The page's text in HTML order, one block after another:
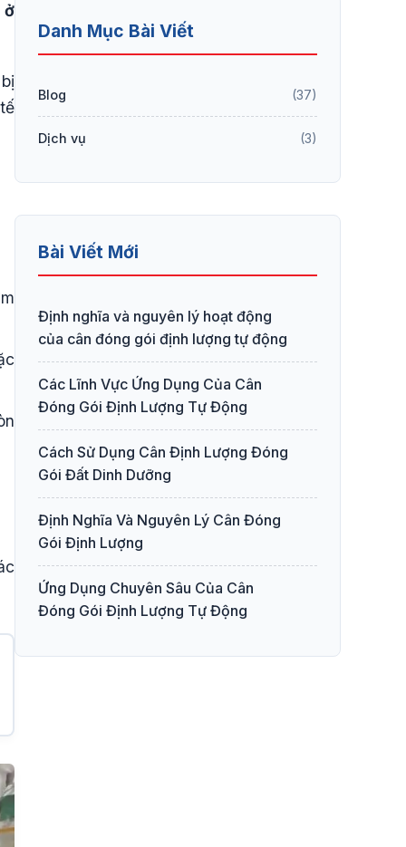
ở
Danh Mục Bài Viết
Blog (37)
Dịch vụ (3)
Bài Viết Mới
Định nghĩa và nguyên lý hoạt động
của cân đóng gói định lượng tự động
Các Lĩnh Vực Ứng Dụng Của Cân
Đóng Gói Định Lượng Tự Động
Cách Sử Dụng Cân Định Lượng Đóng
Gói Đất Dinh Dưỡng
Định Nghĩa Và Nguyên Lý Cân Đóng
Gói Định Lượng
Ứng Dụng Chuyên Sâu Của Cân
Đóng Gói Định Lượng Tự Động